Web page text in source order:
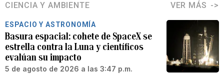
CIENCIA Y AMBIENTE VER MÁS
ESPACIO Y ASTRONOMÍA
Basura espacial: cohete de SpaceX se
estrella contra la Luna y científicos
evalúan su impacto
5 de agosto de 2026 a las 3:47 p.m.